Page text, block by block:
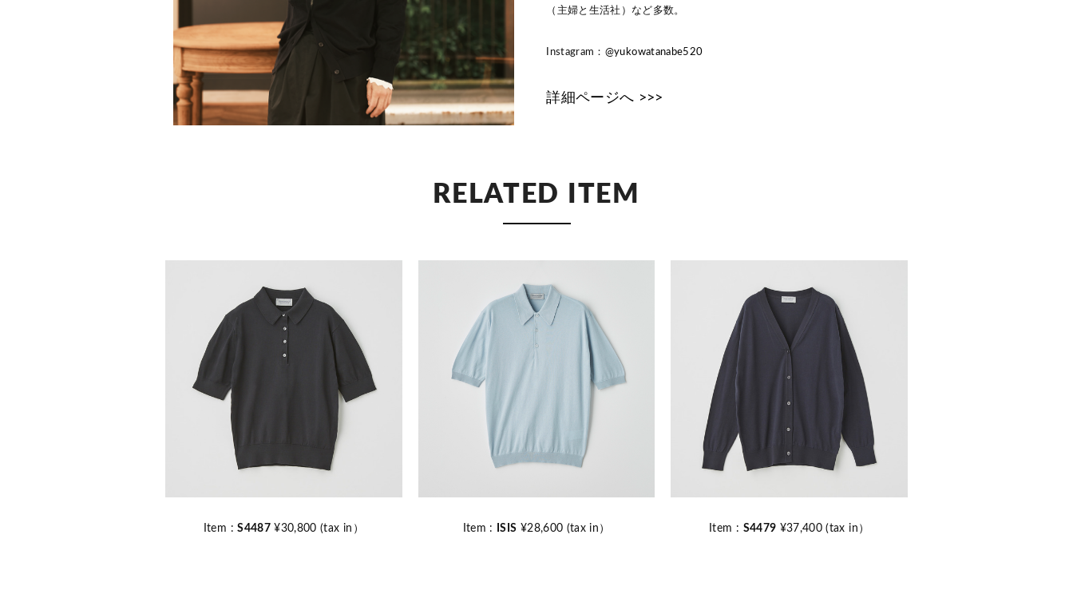
（主婦と生活社）など多数。
Instagram： @yukowatanabe520
詳細ページへ >>>
RELATED ITEM
Item :S4487¥30,800 (tax in） Item : ISIS ¥28,600 (tax in） Item : S4479 ¥37,400 (tax in）